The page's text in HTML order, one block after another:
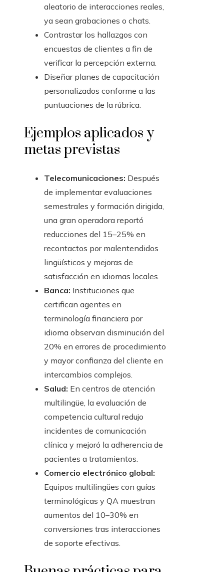
aleatorio de interacciones reales,
ya sean grabaciones o chats.
Contrastar los hallazgos con
encuestas de clientes a fin de
verificar la percepción externa.
Diseñar planes de capacitación
personalizados conforme a las
puntuaciones de la rúbrica.
Ejemplos aplicados y
metas previstas
Telecomunicaciones: Después
de implementar evaluaciones
semestrales y formación dirigida,
una gran operadora reportó
reducciones del 15–25% en
recontactos por malentendidos
lingüísticos y mejoras de
satisfacción en idiomas locales.
Banca: Instituciones que
certifican agentes en
terminología financiera por
idioma observan disminución del
20% en errores de procedimiento
y mayor confianza del cliente en
intercambios complejos.
Salud: En centros de atención
multilingüe, la evaluación de
competencia cultural redujo
incidentes de comunicación
clínica y mejoró la adherencia de
pacientes a tratamientos.
Comercio electrónico global:
Equipos multilingües con guías
terminológicas y QA muestran
aumentos del 10–30% en
conversiones tras interacciones
de soporte efectivas.